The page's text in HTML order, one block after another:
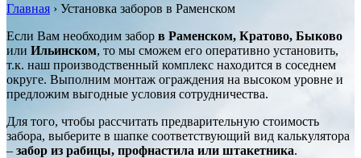
Главная › Установка заборов в Раменском
Если Вам необходим забор в Раменском, Кратово, Быково
или Ильинском, то мы сможем его оперативно установить,
т.к. наш производственный комплекс находится в соседнем
округе. Выполним монтаж ограждения на высоком уровне и
предложим выгодные условия сотрудничества.
Для того, чтобы рассчитать предварительную стоимость
забора, выберите в шапке соответствующий вид калькулятора
– забор из рабицы, профнастила или штакетника.